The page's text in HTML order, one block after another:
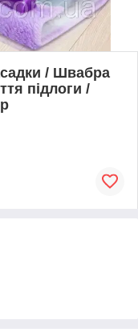
/ Швабра
підлоги /